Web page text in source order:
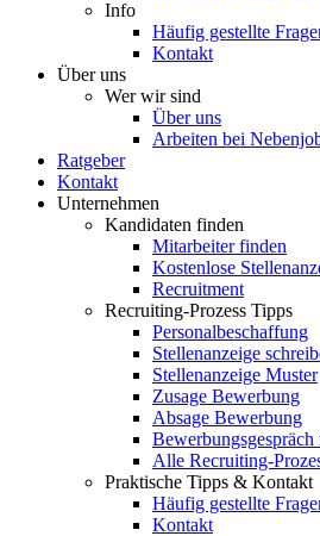
Info
Häufig gestellte
Kontakt
Über uns
Wer wir sind
Über uns
Arbeiten bei
Ratgeber
Kontakt
Unternehmen
Kandidaten finden
Mitarbeiter finden
Kostenlose
Recruitment
Recruiting-Prozess Tipps
Personalbeschaffung
Stellenanzeige
Stellenanzeige Muster
Zusage Bewerbung
Absage Bewerbung
Bewerbungsgespräch
Alle Recruiting-
Praktische Tipps & Kontakt
Häufig gestellte
Kontakt